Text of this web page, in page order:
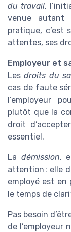
du travail,
venue autant
pratique, c’est
attentes, ses
Employeur et
Lesdroits du
cas de faute
l’employeur
plutôt que la
droit
essentiel.
La démission,
attention : elle
employé est en
le temps de
Pas besoin
de l’employeur